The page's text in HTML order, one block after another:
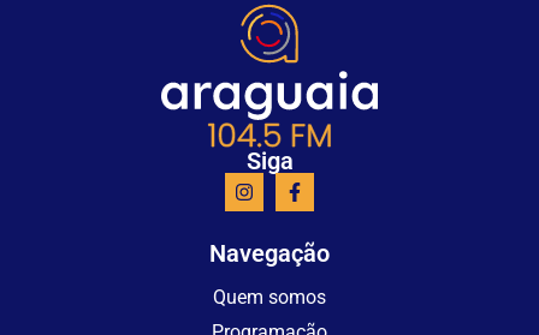
Siga
Navegação
Quem somos